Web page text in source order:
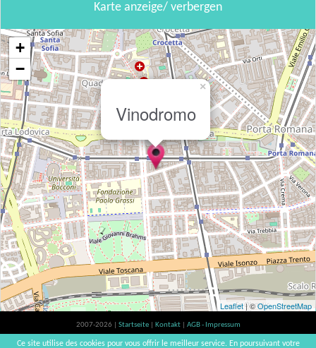
Karte anzeige/ verbergen
Vinodromo
×
+
−
Leaflet| ©OpenStreetMap
2007-2026 | Startseite Kontakt
AGB - Impressum
Der Verzehr von Alkohol ist gesundheitsschädlich, Verzehr in Maßen empfohlen |
Ce site utilise des cookies pour vous offrir le meilleur service. En poursuivant votre